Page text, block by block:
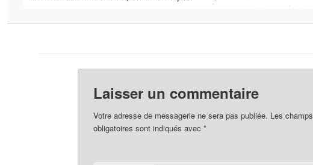
Laisser un commentaire
Votre adresse de messagerie ne sera pas publiée. Les champs
obligatoires sont indiqués avec *